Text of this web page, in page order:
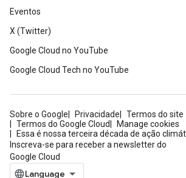
Eventos
X (Twitter)
Google Cloud no YouTube
Google Cloud Tech no YouTube
Sobre o Google Privacidade
Termos do site
Termos do Google Cloud
Manage cookies
Essa é nossa terceira década de ação
Inscreva-se para receber a newsletter do
Google Cloud